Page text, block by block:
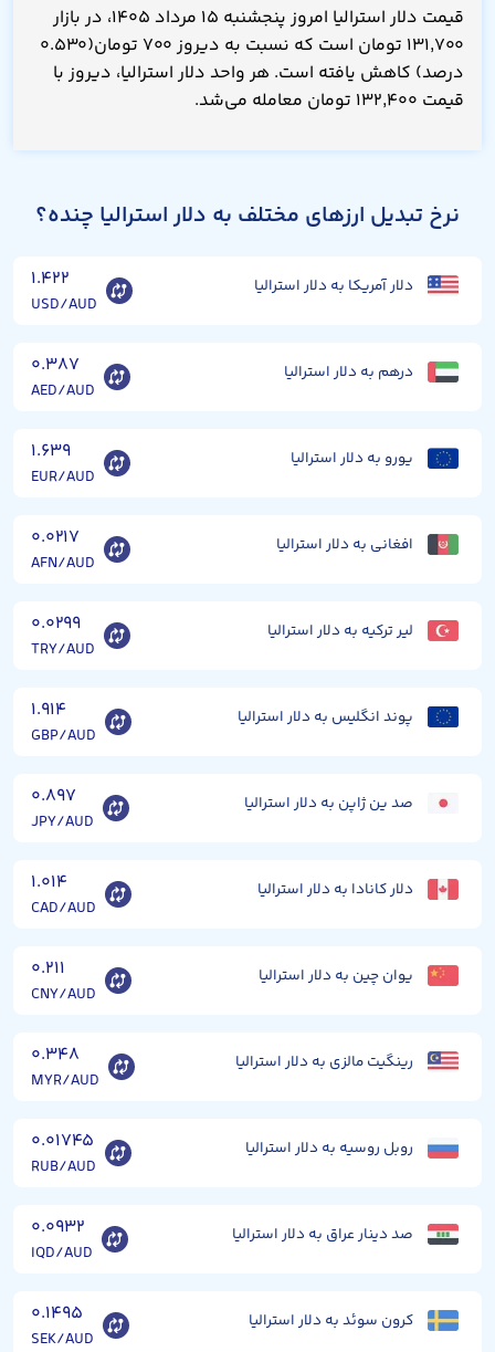
قیمت دلار استرالیا امروز پنجشنبه ۱۵ مرداد ۱۴۰۵، در بازار
۱۳۱,۷۰۰ تومان است که نسبت به دیروز ۷۰۰ تومان(۰.۵۳۰
درصد) کاهش یافته است. هر واحد دلار استرالیا، دیروز با
قیمت ۱۳۲,۴۰۰ تومان معامله می‌شد.
نرخ تبدیل ارزهای مختلف به دلار استرالیا چنده؟
دلار آمریکا به دلار استرالیا ۱.۴۲۲
USD/AUD
درهم به دلار استرالیا ۰.۳۸۷
AED/AUD
یورو به دلار استرالیا ۱.۶۳۹
EUR/AUD
افغانی به دلار استرالیا ۰.۰۲۱۷
AFN/AUD
لیر ترکیه به دلار استرالیا ۰.۰۲۹۹
TRY/AUD
پوند انگلیس به دلار استرالیا ۱.۹۱۴
GBP/AUD
صد ین ژاپن به دلار استرالیا ۰.۸۹۷
JPY/AUD
دلار کانادا به دلار استرالیا ۱.۰۱۴
CAD/AUD
یوان چین به دلار استرالیا ۰.۲۱۱
CNY/AUD
رینگیت مالزی به دلار استرالیا ۰.۳۴۸
MYR/AUD
روبل روسیه به دلار استرالیا ۰.۰۱۷۴۵
RUB/AUD
صد دینار عراق به دلار استرالیا ۰.۰۹۳۲
IQD/AUD
کرون سوئد به دلار استرالیا ۰.۱۴۹۵
SEK/AUD